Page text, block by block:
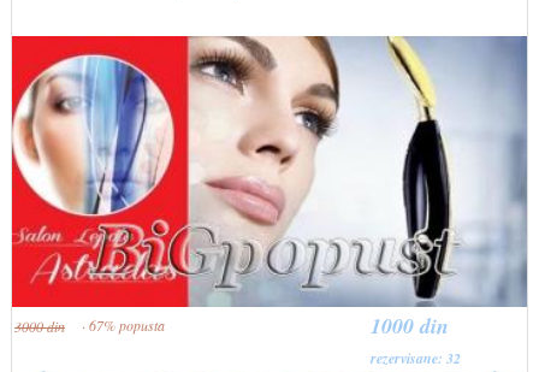
1000 din
rezervisane: 32
3000 din · 67% popusta